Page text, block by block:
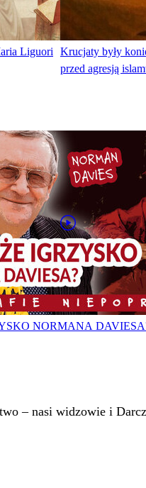
Liguori
Krucjaty były
przed agresją
NORMANA
– nasi widzowie i